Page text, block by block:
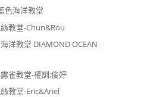
色海洋教堂
教堂-Chun&Rou
洋教堂 DIAMOND OCEAN
雀教堂-權訓;俊婷
教堂-Eric&Ariel